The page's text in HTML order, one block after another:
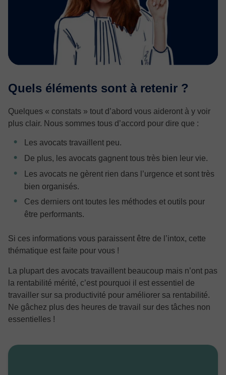
Quels éléments sont à retenir ?
Quelques « constats » tout d’abord vous aideront à y voir
plus clair. Nous sommes tous d’accord pour dire que :
Les avocats travaillent peu.
De plus, les avocats gagnent tous très bien leur vie.
Les avocats ne gèrent rien dans l’urgence et sont très
bien organisés.
Ces derniers ont toutes les méthodes et outils pour
être performants.
Si ces informations vous paraissent être de l’intox, cette
thématique est faite pour vous !
La plupart des avocats travaillent beaucoup mais n’ont pas
la rentabilité mérité, c’est pourquoi il est essentiel de
travailler sur sa productivité pour améliorer sa rentabilité.
Ne gâchez plus des heures de travail sur des tâches non
essentielles !